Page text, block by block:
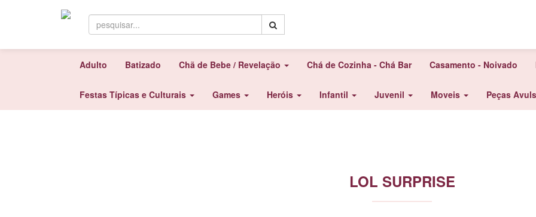
Adulto Batizado Chã de Bebe / Revelação Chá de Cozinha - Chá Bar Casamento - Noivado
Festas Típicas e Culturais Games Heróis Infantil Juvenil Moveis Peças
LOL SURPRISE